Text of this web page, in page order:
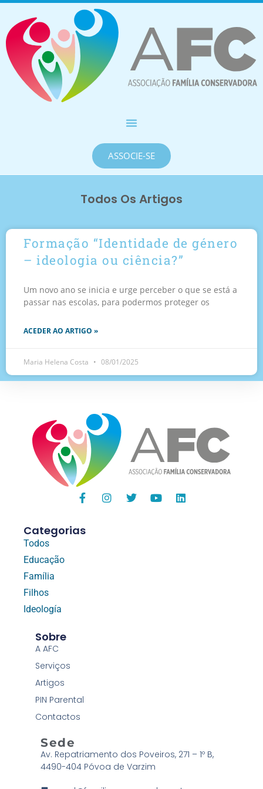
ASSOCIE-SE
Todos Os Artigos
Formação “Identidade de género
– ideologia ou ciência?”
Um novo ano se inicia e urge perceber o que se está a
passar nas escolas, para podermos proteger os
ACEDER AO ARTIGO »
Maria Helena Costa 08/01/2025
Categorias
Todos
Educação
Família
Filhos
Ideología
Sobre
A AFC
Serviços
Artigos
PIN Parental
Contactos
Sede
Av. Repatriamento dos Poveiros, 271 – 1º B,
4490-404 Póvoa de Varzim